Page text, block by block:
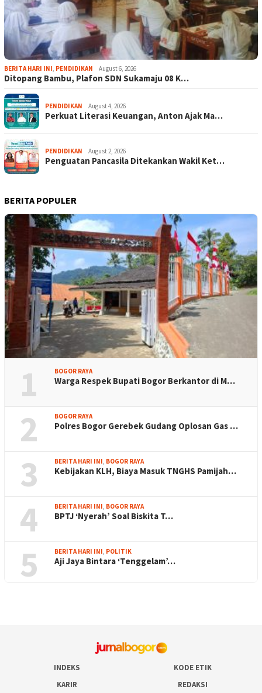
BERITA HARI INI, PENDIDIKAN August 6, 2026
Ditopang Bambu, Plafon SDN Sukamaju 08 K…
PENDIDIKAN August 4, 2026
Perkuat Literasi Keuangan, Anton Ajak Ma…
PENDIDIKAN August 2, 2026
Penguatan Pancasila Ditekankan Wakil Ket…
BERITA POPULER
1 BOGOR RAYA
Warga Respek Bupati Bogor Berkantor di M…
2 BOGOR RAYA
Polres Bogor Gerebek Gudang Oplosan Gas …
3 BERITA HARI INI, BOGOR RAYA
Kebijakan KLH, Biaya Masuk TNGHS Pamijah…
4 BERITA HARI INI, BOGOR RAYA
BPTJ ‘Nyerah’ Soal Biskita T…
5 BERITA HARI INI, POLITIK
Aji Jaya Bintara ‘Tenggelam’…
INDEKS
KODE ETIK
KARIR
REDAKSI